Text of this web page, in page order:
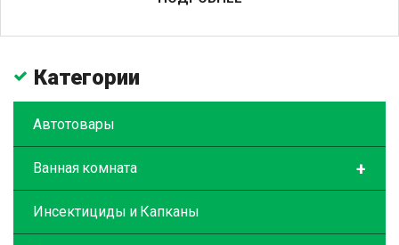
Категории
Автотовары
+
Ванная комната
Инсектициды и Капканы